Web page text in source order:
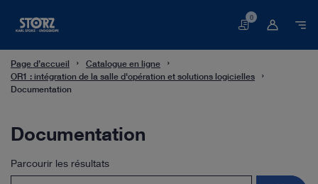
Panier
0
Page d’accueil
Catalogue en ligne
OR1 : intégration de la salle d'opération et solutions logicielles
Documentation
Documentation
Parcourir les résultats